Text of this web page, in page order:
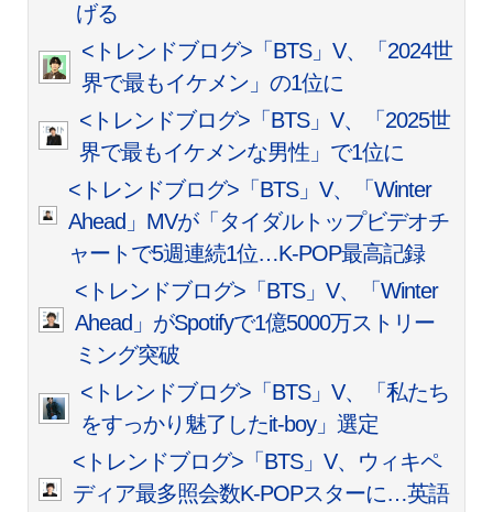
げる
<トレンドブログ>「BTS」V、「2024世
界で最もイケメン」の1位に
<トレンドブログ>「BTS」V、「2025世
界で最もイケメンな男性」で1位に
<トレンドブログ>「BTS」V、「Winter
Ahead」MVが「タイダルトップビデオチ
ャートで5週連続1位…K-POP最高記録
<トレンドブログ>「BTS」V、「Winter
Ahead」がSpotifyで1億5000万ストリー
ミング突破
<トレンドブログ>「BTS」V、「私たち
をすっかり魅了したit-boy」選定
<トレンドブログ>「BTS」V、ウィキペ
ディア最多照会数K-POPスターに…英語